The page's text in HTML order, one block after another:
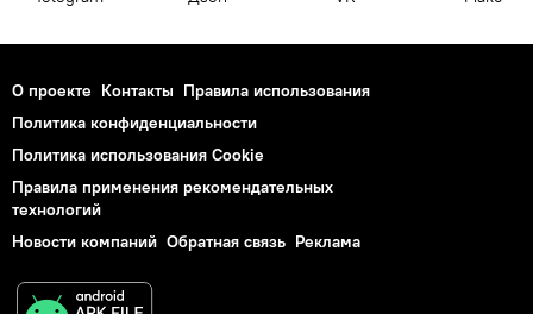
О проекте Контакты Правила использования
Политика конфиденциальности
Политика использования Cookie
Правила применения рекомендательных
технологий
Новости компаний Обратная связь Реклама